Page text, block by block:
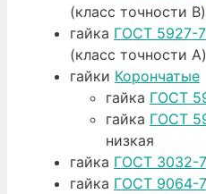
(класс точности B)
гайка ГОСТ 5927-
(класс точности A)
гайки Корончатые
гайка ГОСТ
гайка ГОСТ
низкая
гайка ГОСТ 3032-
гайка ГОСТ 9064-